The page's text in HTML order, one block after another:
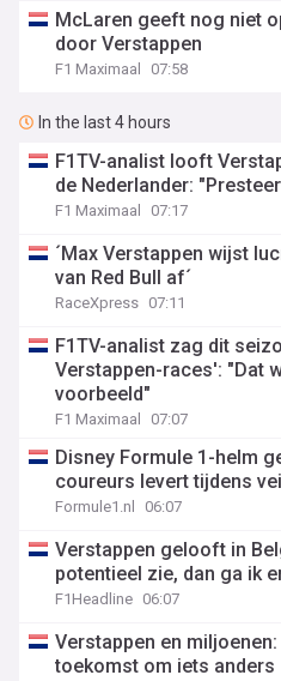
McLaren geeft nog niet
door Verstappen
F1 Maximaal 07:58
In the last 4 hours
F1TV-analist looft
de Nederlander:
F1 Maximaal 07:17
´Max Verstappen wijst
van Red Bull af´
RaceXpress 07:11
F1TV-analist zag dit
Verstappen-races': "Dat
voorbeeld"
F1 Maximaal 07:07
Disney Formule 1-helm
coureurs levert tijdens
Formule1.nl 06:07
Verstappen gelooft in
potentieel zie, dan ga ik
F1Headline 06:07
Verstappen en
toekomst om iets anders